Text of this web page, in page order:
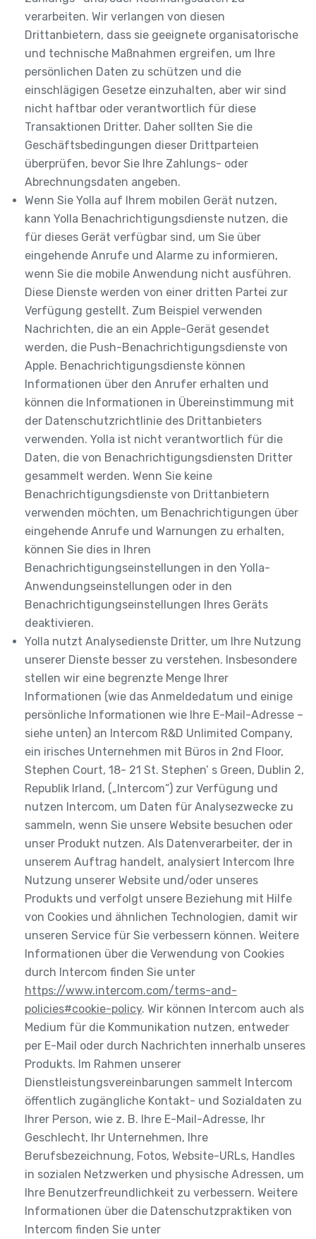
verarbeiten. Wir verlangen von diesen
Drittanbietern, dass sie geeignete organisatorische
und technische Maßnahmen ergreifen, um Ihre
persönlichen Daten zu schützen und die
einschlägigen Gesetze einzuhalten, aber wir sind
nicht haftbar oder verantwortlich für diese
Transaktionen Dritter. Daher sollten Sie die
Geschäftsbedingungen dieser Drittparteien
überprüfen, bevor Sie Ihre Zahlungs- oder
Abrechnungsdaten angeben.
Wenn Sie Yolla auf Ihrem mobilen Gerät nutzen,
kann Yolla Benachrichtigungsdienste nutzen, die
für dieses Gerät verfügbar sind, um Sie über
eingehende Anrufe und Alarme zu informieren,
wenn Sie die mobile Anwendung nicht ausführen.
Diese Dienste werden von einer dritten Partei zur
Verfügung gestellt. Zum Beispiel verwenden
Nachrichten, die an ein Apple-Gerät gesendet
werden, die Push-Benachrichtigungsdienste von
Apple. Benachrichtigungsdienste können
Informationen über den Anrufer erhalten und
können die Informationen in Übereinstimmung mit
der Datenschutzrichtlinie des Drittanbieters
verwenden. Yolla ist nicht verantwortlich für die
Daten, die von Benachrichtigungsdiensten Dritter
gesammelt werden. Wenn Sie keine
Benachrichtigungsdienste von Drittanbietern
verwenden möchten, um Benachrichtigungen über
eingehende Anrufe und Warnungen zu erhalten,
können Sie dies in Ihren
Benachrichtigungseinstellungen in den Yolla-
Anwendungseinstellungen oder in den
Benachrichtigungseinstellungen Ihres Geräts
deaktivieren.
Yolla nutzt Analysedienste Dritter, um Ihre Nutzung
unserer Dienste besser zu verstehen. Insbesondere
stellen wir eine begrenzte Menge Ihrer
Informationen (wie das Anmeldedatum und einige
persönliche Informationen wie Ihre E-Mail-Adresse –
siehe unten) an Intercom R&D Unlimited Company,
ein irisches Unternehmen mit Büros in 2nd Floor,
Stephen Court, 18- 21 St. Stephen’ s Green, Dublin 2,
Republik Irland, („Intercom“) zur Verfügung und
nutzen Intercom, um Daten für Analysezwecke zu
sammeln, wenn Sie unsere Website besuchen oder
unser Produkt nutzen. Als Datenverarbeiter, der in
unserem Auftrag handelt, analysiert Intercom Ihre
Nutzung unserer Website und/oder unseres
Produkts und verfolgt unsere Beziehung mit Hilfe
von Cookies und ähnlichen Technologien, damit wir
unseren Service für Sie verbessern können. Weitere
Informationen über die Verwendung von Cookies
durch Intercom finden Sie unter
https://www.intercom.com/terms-and-
policies#cookie-policy. Wir können Intercom auch als
Medium für die Kommunikation nutzen, entweder
per E-Mail oder durch Nachrichten innerhalb unseres
Produkts. Im Rahmen unserer
Dienstleistungsvereinbarungen sammelt Intercom
öffentlich zugängliche Kontakt- und Sozialdaten zu
Ihrer Person, wie z. B. Ihre E-Mail-Adresse, Ihr
Geschlecht, Ihr Unternehmen, Ihre
Berufsbezeichnung, Fotos, Website-URLs, Handles
in sozialen Netzwerken und physische Adressen, um
Ihre Benutzerfreundlichkeit zu verbessern. Weitere
Informationen über die Datenschutzpraktiken von
Intercom finden Sie unter